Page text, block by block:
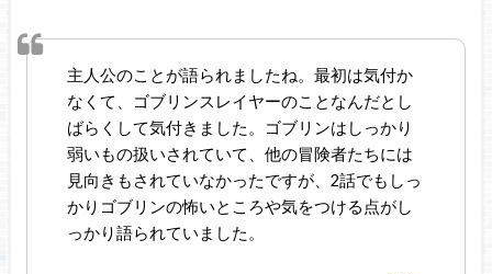
主人公のことが語られましたね。最初は気付か
なくて、ゴブリンスレイヤーのことなんだとし
ばらくして気付きました。ゴブリンはしっかり
弱いもの扱いされていて、他の冒険者たちには
見向きもされていなかったですが、2話でもしっ
かりゴブリンの怖いところや気をつける点がし
っかり語られていました。